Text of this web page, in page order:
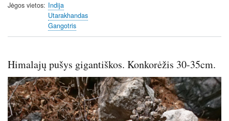
Jėgos vietos Indija
Utarakhandas
Gangotris
Himalajų pušys gigantiškos. Konkorėžis 30-35cm.
Image